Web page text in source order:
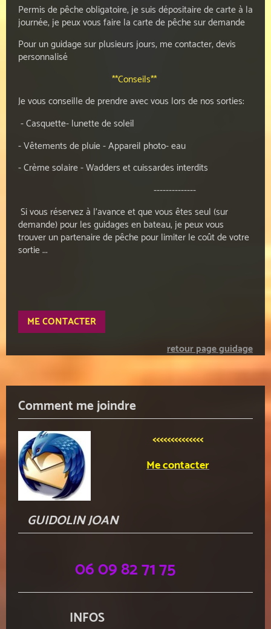
Permis de pêche obligatoire, je suis dépositaire de carte à la
journée, je peux vous faire la carte de pêche sur demande
Pour un guidage sur plusieurs jours, me contacter, devis
personnalisé
**Conseils**
Je vous conseille de prendre avec vous lors de nos sorties:
- Casquette- lunette de soleil
- Vêtements de pluie - Appareil photo- eau
- Crème solaire - Wadders et cuissardes interdits
--------------
Si vous réservez à l'avance et que vous êtes seul (sur
demande) pour les guidages en bateau, je peux vous
trouver un partenaire de pêche pour limiter le coût de votre
sortie ...
ME CONTACTER
retour page guidage
Comment me joindre
<<<<<<<<<<<<<<
Me contacter
GUIDOLIN JOAN
06 09 82 71 75
INFOS